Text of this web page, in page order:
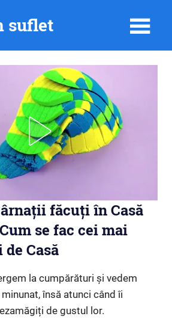
suflet
făcuți în Casă
se fac cei mai
Casă
la cumpărături și vedem
însă atunci când îi
de gustul lor.